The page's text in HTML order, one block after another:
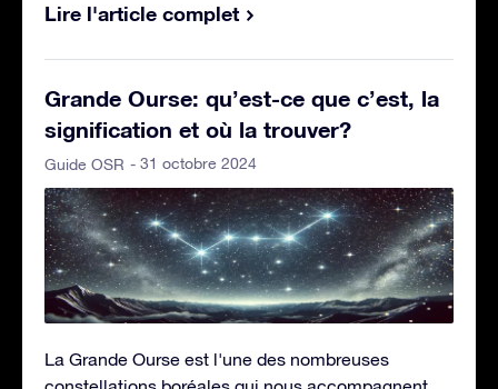
Lire l'article complet
Grande Ourse: qu’est-ce que c’est, la
signification et où la trouver?
Guide OSR - 31 octobre 2024
La Grande Ourse est l'une des nombreuses